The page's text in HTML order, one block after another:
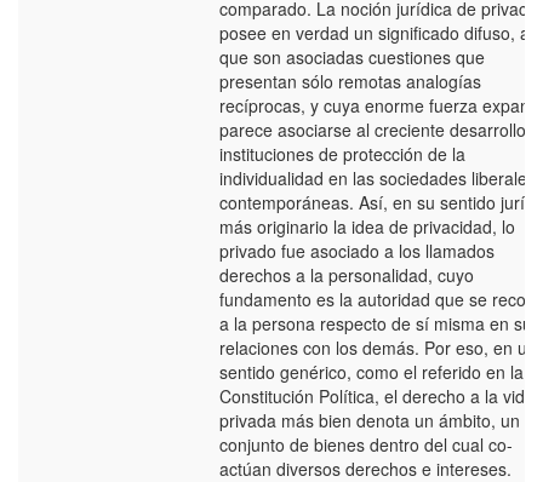
comparado. La noción jurídica de
posee en verdad un significado difuso, al
que son asociadas cuestiones que
presentan sólo remotas analogías
recíprocas, y cuya enorme fuerza
parece asociarse al creciente desarrollo
instituciones de protección de la
individualidad en las sociedades liberales
contemporáneas. Así, en su sentido
más originario la idea de privacidad, lo
privado fue asociado a los llamados
derechos a la personalidad, cuyo
fundamento es la autoridad que se
a la persona respecto de sí misma en sus
relaciones con los demás. Por eso, en un
sentido genérico, como el referido en la
Constitución Política, el derecho a la vida
privada más bien denota un ámbito, un
conjunto de bienes dentro del cual co-
actúan diversos derechos e intereses.